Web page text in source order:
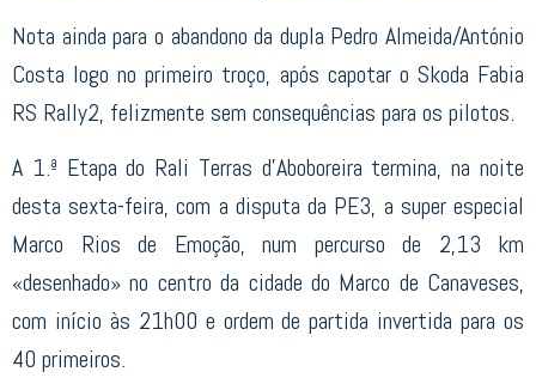
Nota ainda para o abandono da dupla Pedro Almeida/António
Costa logo no primeiro troço, após capotar o Skoda Fabia
RS Rally2, felizmente sem consequências para os pilotos.
A 1.ª Etapa do Rali Terras d’Aboboreira termina, na noite
desta sexta-feira, com a disputa da PE3, a super especial
Marco Rios de Emoção, num percurso de 2,13 km
«desenhado» no centro da cidade do Marco de Canaveses,
com início às 21h00 e ordem de partida invertida para os
40 primeiros.